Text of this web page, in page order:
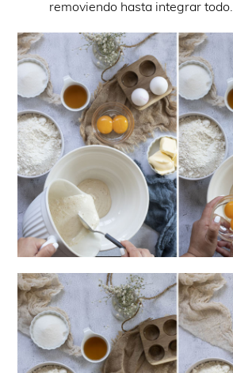
removiendo hasta integrar todo.